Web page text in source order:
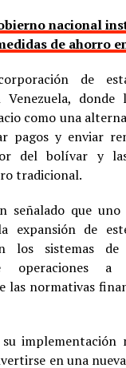
nacional
de ahorro
de
Venezuela, donde
como una
pagos y enviar
del bolívar y
tradicional.
señalado que
expansión de
los sistemas
operaciones
las normativas
implementación
en una